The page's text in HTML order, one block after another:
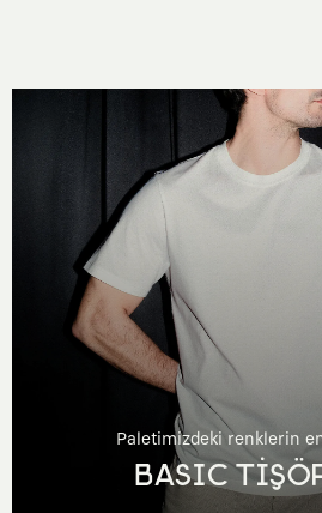
Paletimizdeki renklerin
BASIC